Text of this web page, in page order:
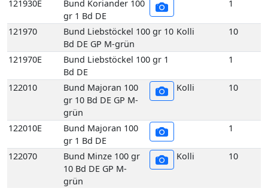
121930E
Bund Koriander 100
gr 1 Bd DE
1
121970
Bund Liebstöckel 100 gr 10
Bd DE GP M-grün
Kolli 10
121970E
Bund Liebstöckel 100 gr 1
Bd DE
1
122010
Bund Majoran 100
gr 10 Bd DE GP M-
grün
Kolli 10
122010E
Bund Majoran 100
gr 1 Bd DE
1
122070
Bund Minze 100 gr
10 Bd DE GP M-
grün
Kolli 10